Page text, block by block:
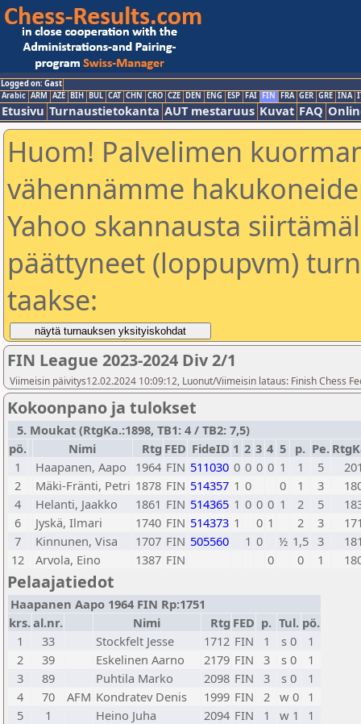
Logged on: Gast
Arabic ARM AZE BIH BUL CAT CHN CRO CZE DEN ENG ESP FAI FIN FRA GER GRE INA
Etusivu Turnaustietokanta AUT mestaruus Kuvat FAQ
Huom! Palvelimen
vähennämme
Yahoo skannausta
päättyneet (loppupvm)
taakse:
FIN League 2023-2024 Div 2/1
Viimeisin päivitys12.02.2024 10:09:12, Luonut/Viimeisin lataus: Finish Chess
Kokoonpano ja tulokset
5. Moukat (RtgKa.:1898, TB1: 4 / TB2: 7,5)
pö.
Nimi Rtg FED FideID 1 2 3 4 5 p. Pe.
1
Haapanen, Aapo 1964 FIN 511030 0 0 0 0 1 1 5
2
Mäki-Fränti, Petri 1878 FIN 514357 1 0 0 1 3
4
Helanti, Jaakko 1861 FIN 514365 1 0 0 0 1 2 5
6
Jyskä, Ilmari 1740 FIN 514373 1 0 1 2 3
7
Kinnunen, Visa 1707 FIN 505560 1 0 ½ 1,5 3
12
Arvola, Eino 1387 FIN 0 0 1
Pelaajatiedot
Haapanen Aapo 1964 FIN Rp:1751
krs.al.nr. Nimi Rtg FED p. Tul. pö.
1
33 Stockfelt Jesse 1712 FIN 1 s 0
1
2
39 Eskelinen Aarno 2179 FIN 3 s 0
1
3
89 Puhtila Marko 2098 FIN 3 s 0
1
4
70 AFM Kondratev Denis 1999 FIN 2 w 0 1
5
1 Heino Juha 2094 FIN 1 w 1
1